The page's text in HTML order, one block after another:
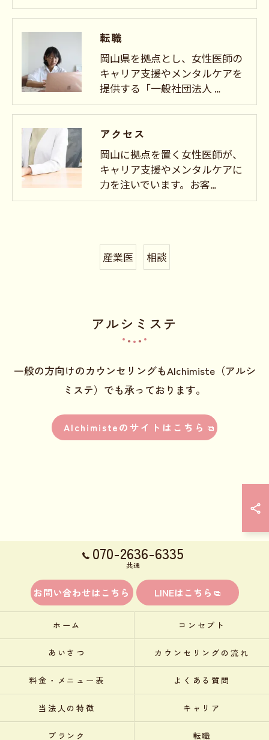
転職
岡山県を拠点とし、女性医師の
キャリア支援やメンタルケアを
提供する「一般社団法人 …
アクセス
岡山に拠点を置く女性医師が、
キャリア支援やメンタルケアに
力を注いでいます。お客…
産業医 相談
アルシミステ
一般の方向けのカウンセリングもAlchimiste（アルシ
ミステ）でも承っております。
Alchimisteのサイトはこちら
070-2636-6335
共通
お問い合わせはこちら LINEはこちら
ホーム コンセプト
あいさつ カウンセリングの流れ
料金・メニュー表 よくある質問
当法人の特徴 キャリア
ブランク 転職